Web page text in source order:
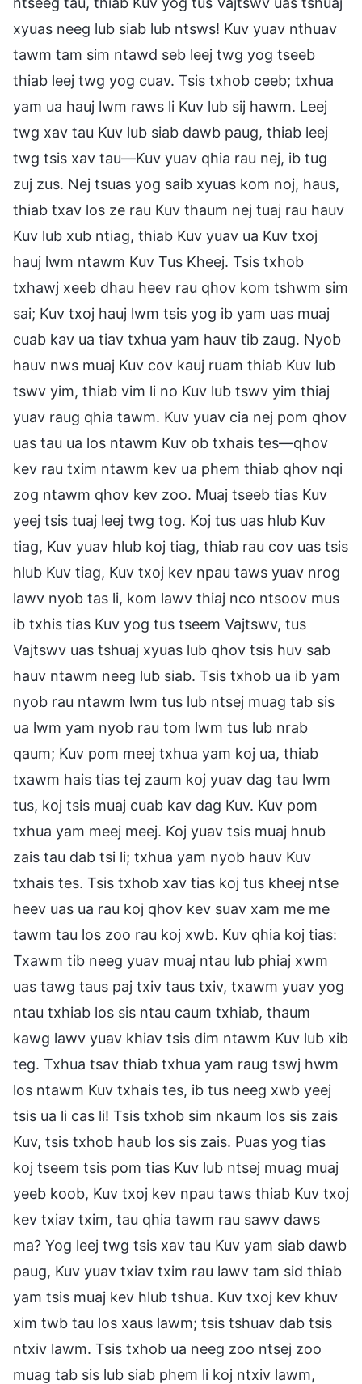
xyuas neeg lub siab lub ntsws! Kuv yuav nthuav
tawm tam sim ntawd seb leej twg yog tseeb
thiab leej twg yog cuav. Tsis txhob ceeb; txhua
yam ua hauj lwm raws li Kuv lub sij hawm. Leej
twg xav tau Kuv lub siab dawb paug, thiab leej
twg tsis xav tau—Kuv yuav qhia rau nej, ib tug
zuj zus. Nej tsuas yog saib xyuas kom noj, haus,
thiab txav los ze rau Kuv thaum nej tuaj rau hauv
Kuv lub xub ntiag, thiab Kuv yuav ua Kuv txoj
hauj lwm ntawm Kuv Tus Kheej. Tsis txhob
txhawj xeeb dhau heev rau qhov kom tshwm sim
sai; Kuv txoj hauj lwm tsis yog ib yam uas muaj
cuab kav ua tiav txhua yam hauv tib zaug. Nyob
hauv nws muaj Kuv cov kauj ruam thiab Kuv lub
tswv yim, thiab vim li no Kuv lub tswv yim thiaj
yuav raug qhia tawm. Kuv yuav cia nej pom qhov
uas tau ua los ntawm Kuv ob txhais tes—qhov
kev rau txim ntawm kev ua phem thiab qhov nqi
zog ntawm qhov kev zoo. Muaj tseeb tias Kuv
yeej tsis tuaj leej twg tog. Koj tus uas hlub Kuv
tiag, Kuv yuav hlub koj tiag, thiab rau cov uas tsis
hlub Kuv tiag, Kuv txoj kev npau taws yuav nrog
lawv nyob tas li, kom lawv thiaj nco ntsoov mus
ib txhis tias Kuv yog tus tseem Vajtswv, tus
Vajtswv uas tshuaj xyuas lub qhov tsis huv sab
hauv ntawm neeg lub siab. Tsis txhob ua ib yam
nyob rau ntawm lwm tus lub ntsej muag tab sis
ua lwm yam nyob rau tom lwm tus lub nrab
qaum; Kuv pom meej txhua yam koj ua, thiab
txawm hais tias tej zaum koj yuav dag tau lwm
tus, koj tsis muaj cuab kav dag Kuv. Kuv pom
txhua yam meej meej. Koj yuav tsis muaj hnub
zais tau dab tsi li; txhua yam nyob hauv Kuv
txhais tes. Tsis txhob xav tias koj tus kheej ntse
heev uas ua rau koj qhov kev suav xam me me
tawm tau los zoo rau koj xwb. Kuv qhia koj tias:
Txawm tib neeg yuav muaj ntau lub phiaj xwm
uas tawg taus paj txiv taus txiv, txawm yuav yog
ntau txhiab los sis ntau caum txhiab, thaum
kawg lawv yuav khiav tsis dim ntawm Kuv lub xib
teg. Txhua tsav thiab txhua yam raug tswj hwm
los ntawm Kuv txhais tes, ib tus neeg xwb yeej
tsis ua li cas li! Tsis txhob sim nkaum los sis zais
Kuv, tsis txhob haub los sis zais. Puas yog tias
koj tseem tsis pom tias Kuv lub ntsej muag muaj
yeeb koob, Kuv txoj kev npau taws thiab Kuv txoj
kev txiav txim, tau qhia tawm rau sawv daws
ma? Yog leej twg tsis xav tau Kuv yam siab dawb
paug, Kuv yuav txiav txim rau lawv tam sid thiab
yam tsis muaj kev hlub tshua. Kuv txoj kev khuv
xim twb tau los xaus lawm; tsis tshuav dab tsis
ntxiv lawm. Tsis txhob ua neeg zoo ntsej zoo
muag tab sis lub siab phem li koj ntxiv lawm,